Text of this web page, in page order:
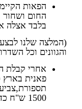
הפאות
החום ושחור
בלבד אצלה
(המלצה שלנו
והגוונים וכל
אחרי קבלת
פאנית בארץ
1500 ש"ח כדי להפוך את הפאה ל WOW.